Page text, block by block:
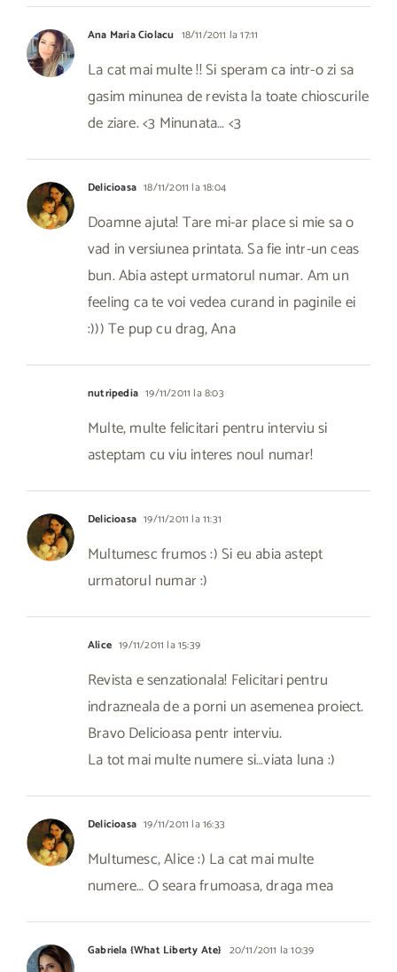
Ana Maria Ciolacu 18/11/2011 la 17:11
La cat mai multe !! Si speram ca intr-o zi sa
gasim minunea de revista la toate chioscurile
de ziare. <3 Minunata… <3
Delicioasa 18/11/2011 la 18:04
Doamne ajuta! Tare mi-ar place si mie sa o
vad in versiunea printata. Sa fie intr-un ceas
bun. Abia astept urmatorul numar. Am un
feeling ca te voi vedea curand in paginile ei
:))) Te pup cu drag, Ana
nutripedia 19/11/2011 la 8:03
Multe, multe felicitari pentru interviu si
asteptam cu viu interes noul numar!
Delicioasa 19/11/2011 la 11:31
Multumesc frumos :) Si eu abia astept
urmatorul numar :)
Alice 19/11/2011 la 15:39
Revista e senzationala! Felicitari pentru
indrazneala de a porni un asemenea proiect.
Bravo Delicioasa pentr interviu.
La tot mai multe numere si…viata luna :)
Delicioasa 19/11/2011 la 16:33
Multumesc, Alice :) La cat mai multe
numere… O seara frumoasa, draga mea
Gabriela {What Liberty Ate} 20/11/2011 la 10:39